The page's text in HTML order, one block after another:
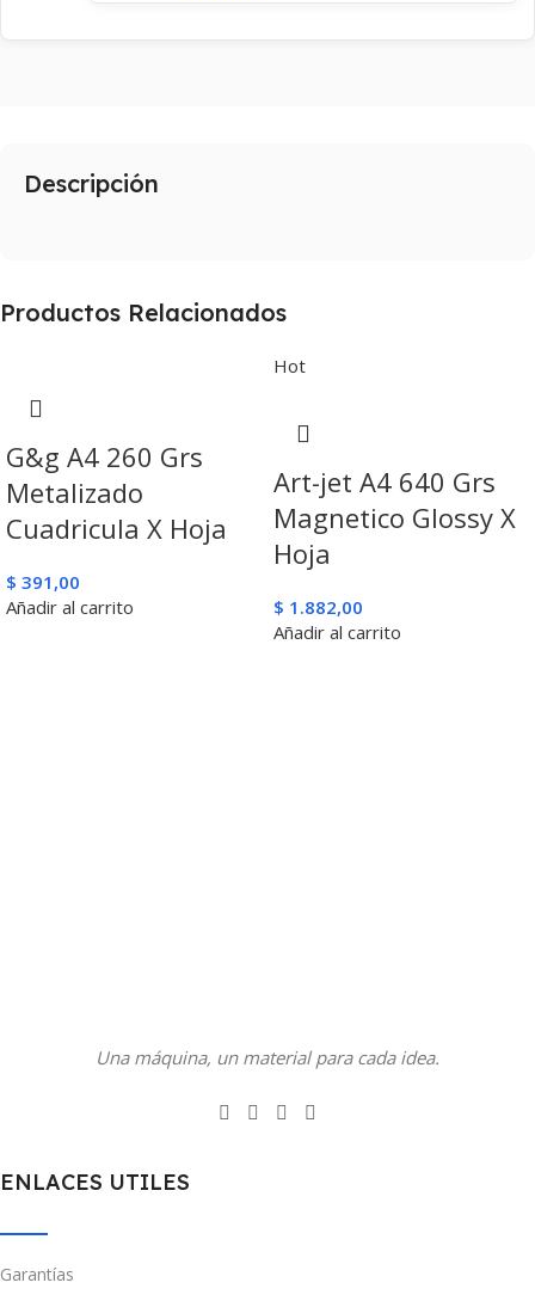
Descripción
Productos Relacionados
G&g A4 260 Grs
Metalizado
Cuadricula X Hoja
$ 391,00
Añadir al carrito
Hot
Art-jet A4 640 Grs
Magnetico Glossy X
Hoja
$ 1.882,00
Añadir al carrito
Una máquina, un material para cada idea.
ENLACES UTILES
Garantías